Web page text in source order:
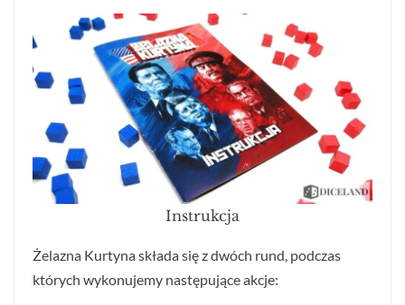
Instrukcja
Żelazna Kurtyna składa się z dwóch rund, podczas
których wykonujemy następujące akcje: